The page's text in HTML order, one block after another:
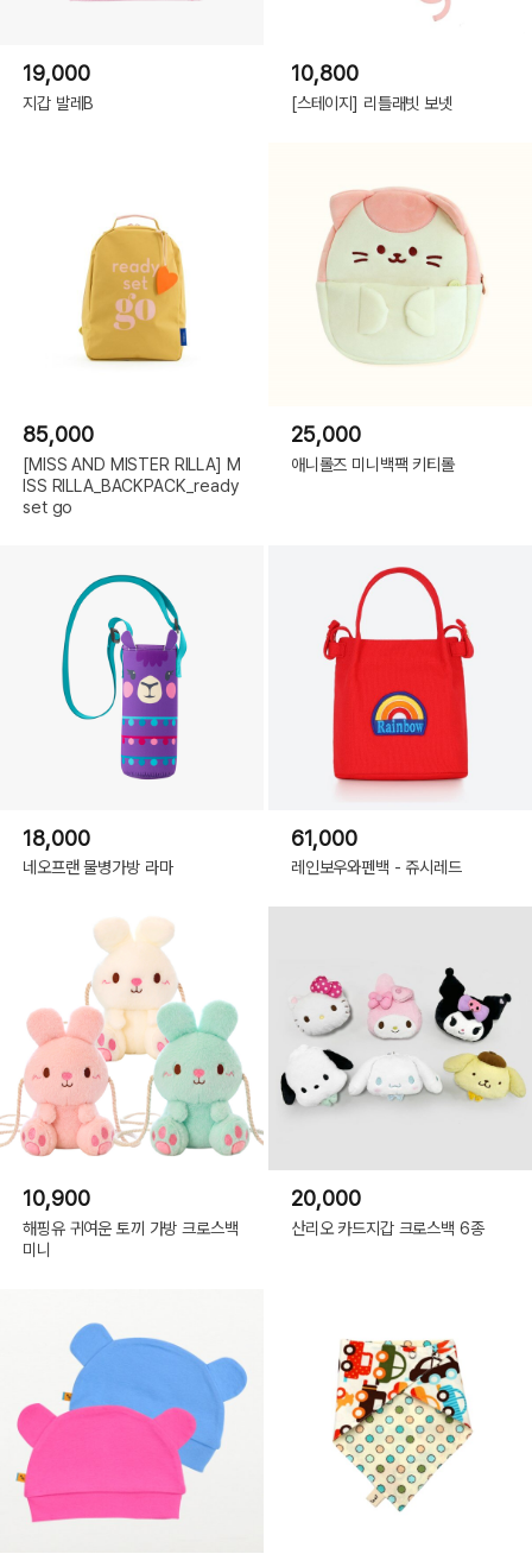
19,000
지갑 발레B
10,800
[스테이지] 리틀래빗 보넷
85,000
[MISS AND MISTER RILLA] M
ISS RILLA_BACKPACK_ready
set go
25,000
애니롤즈 미니백팩 키티롤
18,000
네오프랜 물병가방 라마
61,000
레인보우와펜백 - 쥬시레드
10,900
해핑유 귀여운 토끼 가방 크로스백
미니
20,000
산리오 카드지갑 크로스백 6종